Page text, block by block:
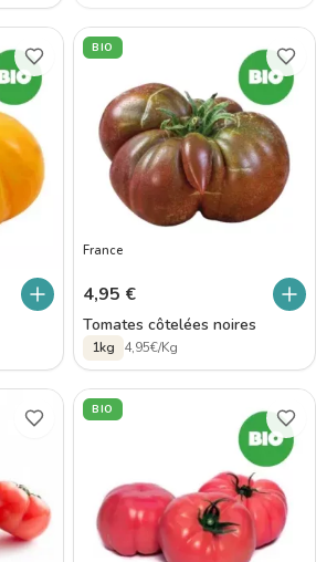
BIO
France
4,95 €
Tomates côtelées noires
1kg 4,95€/Kg
BIO